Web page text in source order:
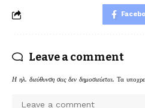
Leave a comment
Η ηλ. διεύθυνση σας δεν δημοσιεύεται. Τα